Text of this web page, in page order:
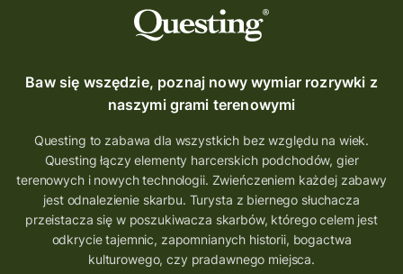
Baw się wszędzie, poznaj nowy wymiar rozrywki z
naszymi grami terenowymi
Questing to zabawa dla wszystkich bez względu na wiek.
Questing łączy elementy harcerskich podchodów, gier
terenowych i nowych technologii. Zwieńczeniem każdej zabawy
jest odnalezienie skarbu. Turysta z biernego słuchacza
przeistacza się w poszukiwacza skarbów, którego celem jest
odkrycie tajemnic, zapomnianych historii, bogactwa
kulturowego, czy pradawnego miejsca.